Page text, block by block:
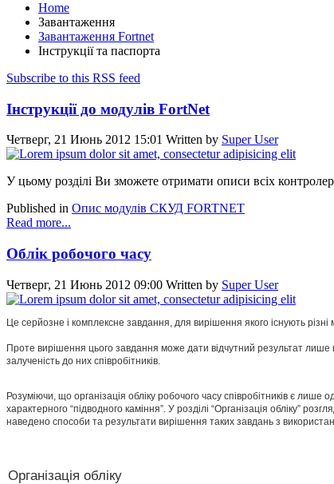
Home
Завантаження
Завантаження Fortnet
Інструкції та паспорта
Subscribe to this RSS feed
Інструкції до модулів FortNet
Четверг, 21 Июнь 2012 15:01 Written by Super User
У цьому розділі Ви зможете отримати описи всіх
Published in Опис модулів СКУД FORTNET
Read more...
Облік робочого часу
Четверг, 21 Июнь 2012 09:00 Written by Super User
Це серйозне і комплексне завдання, для вирішення якого існують
Проте вирішення цього завдання може дати відчутний результат лише
залученість до них співробітників.
Розуміючи, що організація обліку робочого часу співробітників є
характерного “підводного каміння”. У розділі “Організація обліку”
наведено способи та результати вирішення таких завдань з
Організація обліку